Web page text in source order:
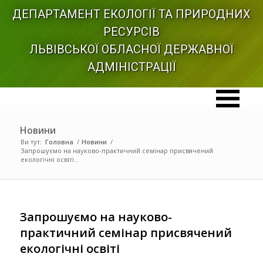
ДЕПАРТАМЕНТ ЕКОЛОГІЇ ТА ПРИРОДНИХ
РЕСУРСІВ
ЛЬВІВСЬКОЇ ОБЛАСНОЇ ДЕРЖАВНОЇ
АДМІНІСТРАЦІЇ
Новини
Ви тут: Головна / Новини /
Запрошуємо на науково-практичний семінар присвячений
екологічні освіті...
Запрошуємо на науково-
практичний семінар присвячений
екологічні освіті